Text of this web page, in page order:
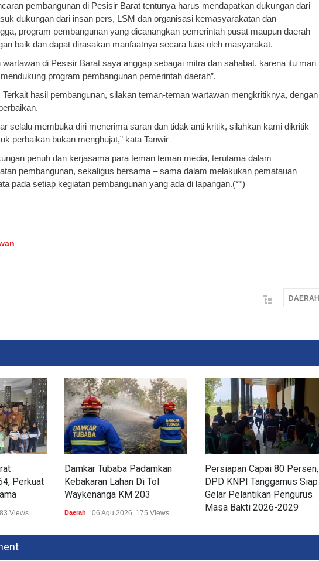
pembangunan di Pesisir Barat tentunya harus mendapatkan dukungan dari
dukungan dari insan pers, LSM dan organisasi kemasyarakatan dan
program pembangunan yang dicanangkan pemerintah pusat maupun daerah
baik dan dapat dirasakan manfaatnya secara luas oleh masyarakat.
wartawan di Pesisir Barat saya anggap sebagai mitra dan sahabat, karena itu mari
program pembangunan pemerintah daerah”.
Terkait hasil pembangunan, silakan teman-teman wartawan mengkritiknya, dengan
selalu membuka diri menerima saran dan tidak anti kritik, silahkan kami dikritik
perbaikan bukan menghujat,” kata Tanwir
penuh dan kerjasama para teman teman media, terutama dalam
pembangunan, sekaligus bersama – sama dalam melakukan pematauan
pada setiap kegiatan pembangunan yang ada di lapangan.(**)
DAERAH
Perkuat
Views
Damkar Tubaba Padamkan
Kebakaran Lahan Di Tol
Waykenanga KM 203
Daerah 06 Agu 2026, 175 Views
Persiapan Capai 80 Persen,
DPD KNPI Tanggamus Siap
Gelar Pelantikan Pengurus
Masa Bakti 2026-2029